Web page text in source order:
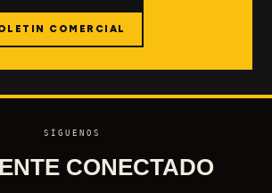
COMERCIAL
SÍGUENOS
CONECTADO